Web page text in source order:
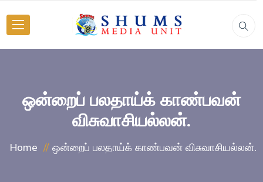
ஒன்றைப் பலதாய்க் காண்பவன்
விசுவாசியல்லன்.
Home ஒன்றைப் பலதாய்க் காண்பவன் விசுவாசியல்லன்.